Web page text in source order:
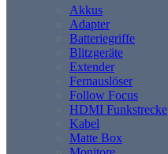
Akkus
Adapter
Batteriegriffe
Blitzgeräte
Extender
Fernauslöser
Follow Focus
HDMI Funkstrecke
Kabel
Matte Box